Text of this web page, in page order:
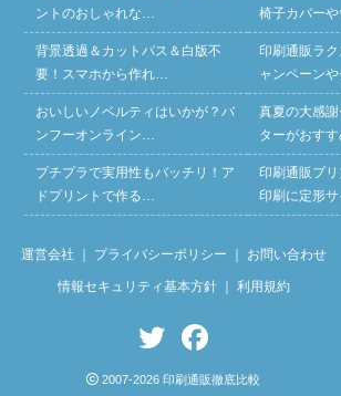
ントのおしゃれな…
背景透過＆カットパス＆白版不
要！スマホから作れ…
おいしいノベルティはいかが？バ
ンフーオンライン…
プチプラで実用性もバッチリ！ア
ドプリントで作る…
椅子カバー
印刷通販ラ
ャンペーン
真夏の大感
ターがおす
印刷通販プ
印刷に定形
運営会社 プライバシーポリシー お問い合わせ
情報セキュリティ基本方針｜ 利用規約
2007-2026 印刷通販徹底比較